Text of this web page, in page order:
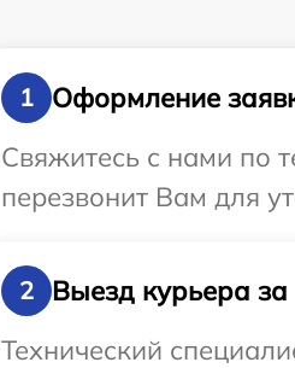
1
Оформление
Свяжитесь с нами по
перезвонит Вам для
2
Выезд курьера за
Технический